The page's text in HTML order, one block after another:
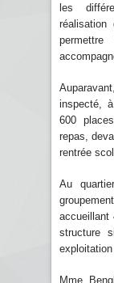
les
inspecté,
600
repas,
rentrée
Au
accueillant
structure
exploitation
Mme